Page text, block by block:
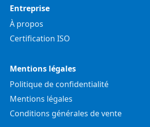
Entreprise
À propos
Certification ISO
Mentions légales
Politique de confidentialité
Mentions légales
Conditions générales de vente